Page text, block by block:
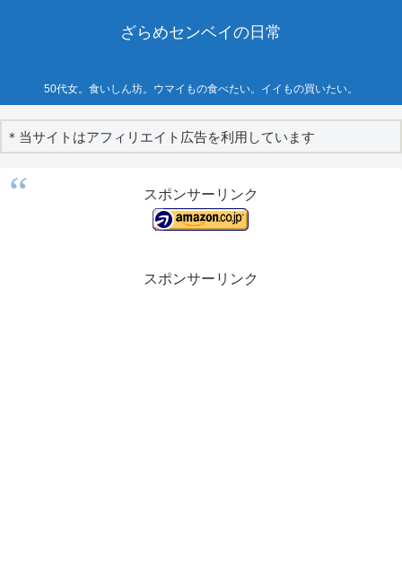
ざらめセンベイの日常
50代女。食いしん坊。ウマイもの食べたい。イイもの買いたい。
＊当サイトはアフィリエイト広告を利用しています
スポンサーリンク
スポンサーリンク